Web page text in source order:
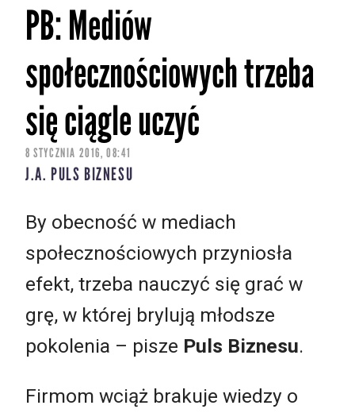
PB: Mediów
społecznościowych trzeba
się ciągle uczyć
8 STYCZNIA 2016, 08:41
J.A. PULS BIZNESU
By obecność w mediach
społecznościowych przyniosła
efekt, trzeba nauczyć się grać w
grę, w której brylują młodsze
pokolenia – pisze Puls Biznesu.
Firmom wciąż brakuje wiedzy o